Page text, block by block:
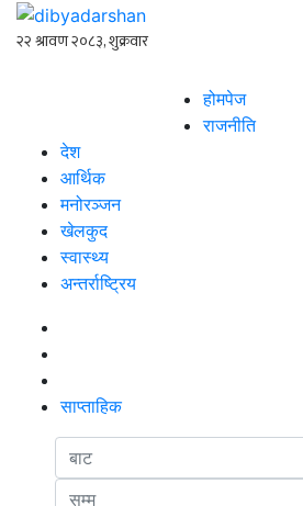
होमपेज
राजनीति
देश
आर्थिक
मनोरञ्जन
खेलकुद
स्वास्थ्य
अन्तर्राष्ट्रिय
साप्ताहिक